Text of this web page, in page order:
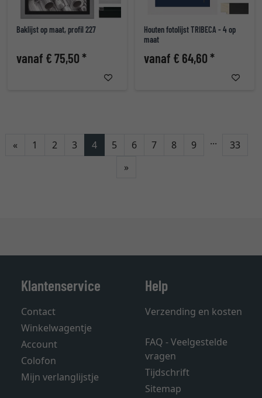
Baklijst op maat, profil 227
vanaf € 75,50 *
Houten fotolijst TRIBECA - 4 op
maat
vanaf € 64,60 *
«Terug
1 2 3 4 5 6 7 8 9 ...
33
»Verder
Klantenservice
Contact
Winkelwagentje
Account
Colofon
Mijn verlanglijstje
Help
Verzending en kosten
FAQ - Veelgestelde
vragen
Tijdschrift
Sitemap